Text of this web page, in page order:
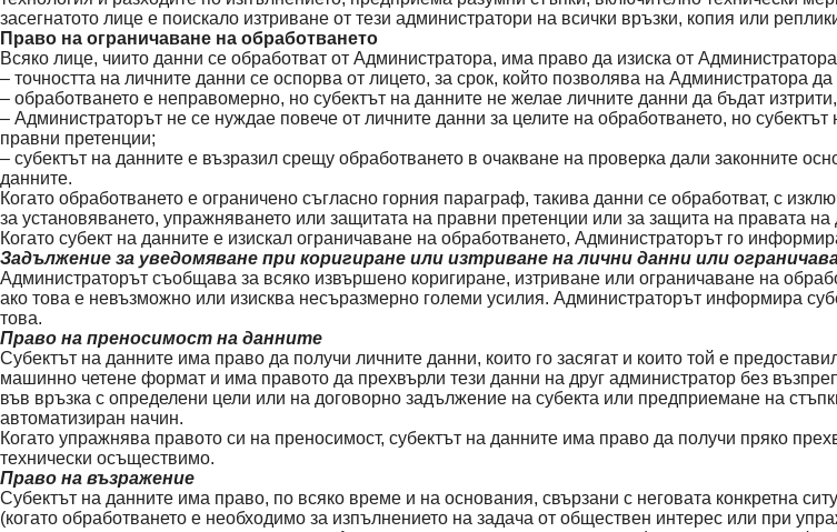
засегнатото лице е поискало изтриване от тези администратори на всички връзки, копия или
Право на ограничаване на обработването
Всяко лице, чиито данни се обработват от Администратора, има право да изиска от
– точността на личните данни се оспорва от лицето, за срок, който позволява на Администратора
– обработването е неправомерно, но субектът на данните не желае личните данни да бъдат
– Администраторът не се нуждае повече от личните данни за целите на обработването, но
правни претенции;
– субектът на данните е възразил срещу обработването в очакване на проверка дали законните
данните.
Когато обработването е ограничено съгласно горния параграф, такива данни се обработват, с
за установяването, упражняването или защитата на правни претенции или за защита на правата
Когато субект на данните е изискал ограничаване на обработването, Администраторът го
Задължение за уведомяване при коригиране или изтриване на лични данни или
Администраторът съобщава за всяко извършено коригиране, изтриване или ограничаване на
ако това е невъзможно или изисква несъразмерно големи усилия. Администраторът информира
това.
Право на преносимост на данните
Субектът на данните има право да получи личните данни, които го засягат и които той е
машинно четене формат и има правото да прехвърли тези данни на друг администратор без
във връзка с определени цели или на договорно задължение на субекта или предприемане на
автоматизиран начин.
Когато упражнява правото си на преносимост, субектът на данните има право да получи пряко
технически осъществимо.
Право на възражение
Субектът на данните има право, по всяко време и на основания, свързани с неговата конкретна
(когато обработването е необходимо за изпълнението на задача от обществен интерес или при